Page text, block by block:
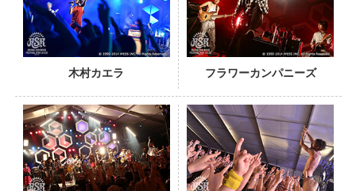
木村カエラ フラワーカンパニーズ
PHOTO